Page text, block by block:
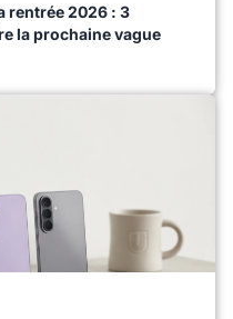
rentrée 2026 : 3
la prochaine vague